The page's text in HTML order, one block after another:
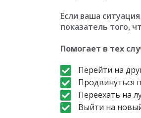
Если ваша
показатель того,
Помогает в тех
Перейти на
Продвинуться
Переехать на
Выйти на